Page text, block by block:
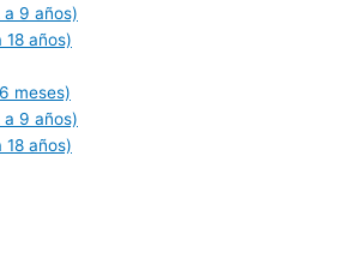
a 9 años)
18 años)
meses)
a 9 años)
18 años)